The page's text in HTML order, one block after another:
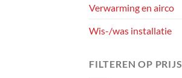
Verwarming en airco
Wis-/was installatie
FILTEREN OP PRIJS